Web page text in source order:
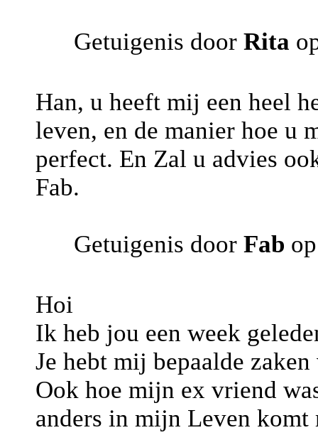
Getuigenis door Rita
Han, u heeft mij een heel
leven, en de manier hoe u
perfect. En Zal u advies
Fab.
Getuigenis door Fab
Hoi
Ik heb jou een week
Je hebt mij bepaalde
Ook hoe mijn ex vriend
anders in mijn Leven komt